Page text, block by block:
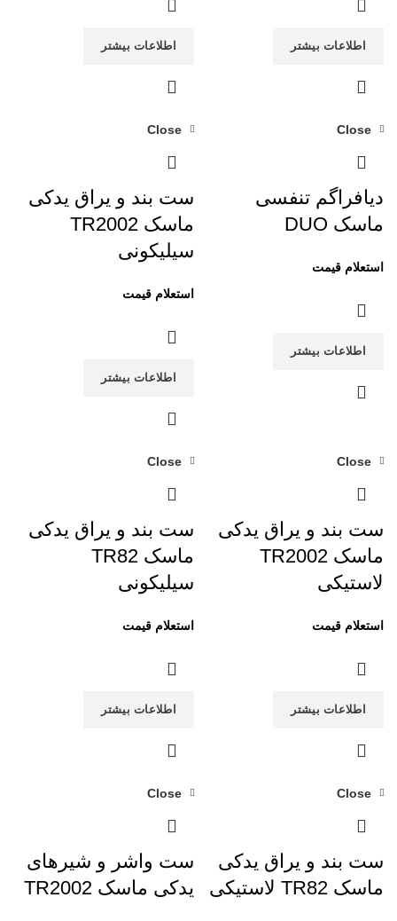
اطلاعات بیشتر اطلاعات بیشتر
Close
دیافراگم تنفسی
ماسک DUO
اطلاعات بیشتر
Close
ست بند و یراق یدکی
ماسک TR2002
سیلیکونی
اطلاعات بیشتر
Close
ست بند و یراق یدکی
ماسک TR2002
لاستیکی
اطلاعات بیشتر
Close
ست بند و یراق یدکی
ماسک TR82
سیلیکونی
اطلاعات بیشتر
Close
ست بند و یراق یدکی
ماسک TR82 لاستیکی
Close
ست واشر و شیرهای
یدکی ماسک TR2002